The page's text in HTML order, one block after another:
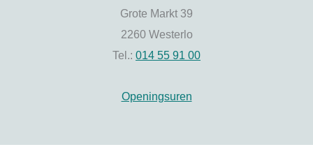
Grote Markt 39
2260 Westerlo
Tel.: 014 55 91 00
Openingsuren